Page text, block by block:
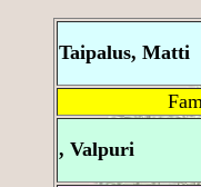
Taipalus, Matti
, Valpuri